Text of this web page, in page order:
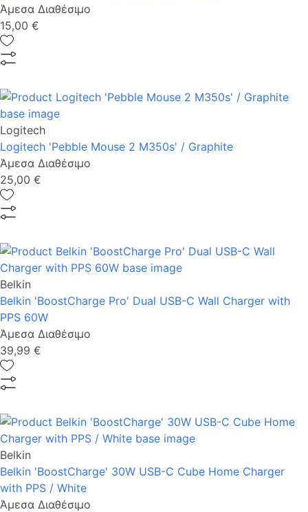
Άμεσα Διαθέσιμο
15,00 €
Logitech
Logitech 'Pebble Mouse 2 M350s' / Graphite
Άμεσα Διαθέσιμο
25,00 €
Belkin
Belkin 'BoostCharge Pro' Dual USB-C Wall Charger with
PPS 60W
Άμεσα Διαθέσιμο
39,99 €
Belkin
Belkin 'BoostCharge' 30W USB-C Cube Home Charger
with PPS / White
Άμεσα Διαθέσιμο